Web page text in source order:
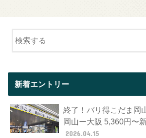
新着エントリー
終了！バリ得こだま岡
岡山ー大阪 5,360円〜
2026.04.15